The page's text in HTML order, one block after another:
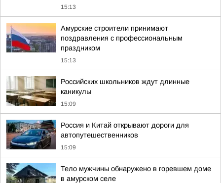
15:13
Амурские строители принимают
поздравления с профессиональным
праздником
15:13
Российских школьников ждут длинные
каникулы
15:09
Россия и Китай открывают дороги для
автопутешественников
15:09
Тело мужчины обнаружено в горевшем доме
в амурском селе